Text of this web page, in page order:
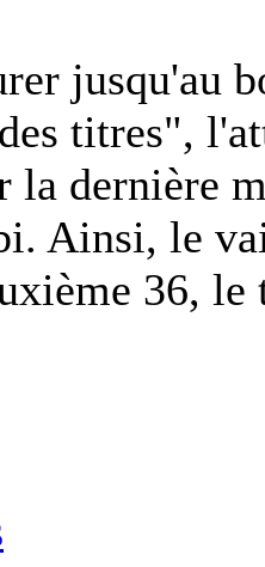
jusqu'au
titres",
la dernière
Ainsi, le
36, le